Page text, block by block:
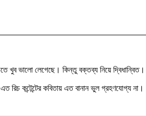
খুব ভালো লেগেছে। কিন্তু বক্তব্য নিয়ে
রিচ কন্টেন্টের কবিতায় এত বানান ভুল গ্রহণযোগ্য না।